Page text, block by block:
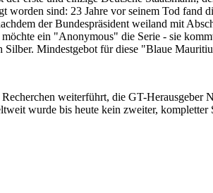
sind: 23 Jahre vor seinem Tod fand
der Bundespräsident weiland mit
ein "Anonymous" die Serie - sie
Mindestgebot für diese "Blaue
weiterführt, die GT-Herausgeber
wurde bis heute kein zweiter, kompletter